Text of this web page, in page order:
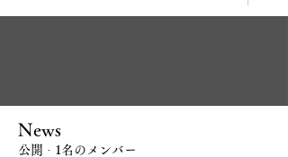
News
公開 · 1名のメンバー